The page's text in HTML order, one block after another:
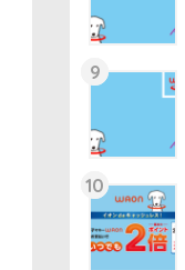
9
10